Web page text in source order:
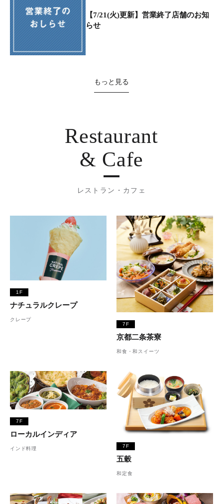
【7/21(火)更新】営業終了店舗のお知
らせ
もっと見る
Restaurant
& Cafe
レストラン・カフェ
1F
ナチュラルクレープ
クレープ
7F
京都二条茶寮
和食・和スイーツ
7F
ローカルインディア
インド料理 7F
五穀
和定食